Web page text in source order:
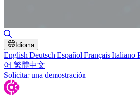
Idioma
English Deutsch Español Français Italiano
어 繁體中文
Solicitar una demostración